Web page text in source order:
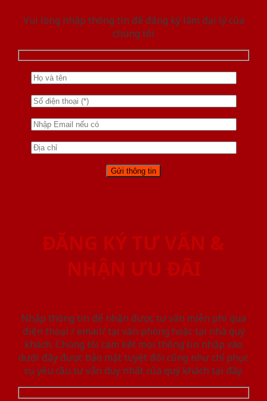
Vui lòng nhập thông tin để đăng ký làm đại lý của
chúng tôi
ĐĂNG KÝ TƯ VẤN &
NHẬN ƯU ĐÃI
Nhập thông tin để nhận được tư vấn miễn phí qua
điện thoại / email/ tại văn phòng hoặc tại nhà quý
khách. Chúng tôi cam kết mọi thông tin nhập vào
dưới đây được bảo mật tuyệt đối cũng như chỉ phục
vụ yêu cầu tư vấn duy nhất của quý khách tại đây.